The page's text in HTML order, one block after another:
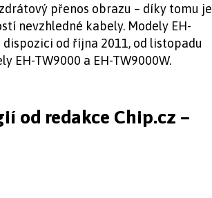
přenos obrazu – díky tomu je
nevzhledné kabely. Modely EH-
dispozici od října 2011, od listopadu
EH-TW9000 a EH-TW9000W.
od redakce Chip.cz –